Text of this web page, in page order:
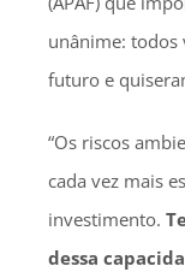
unânime: todos
futuro e
“Os riscos
cada vez mais
investimento.
dessa